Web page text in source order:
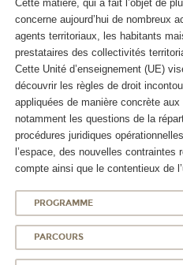
Cette matière, qui a fait l’objet de
concerne aujourd’hui de nombreux
agents territoriaux, les habitants
prestataires des collectivités
Cette Unité d’enseignement (UE)
découvrir les règles de droit
appliquées de manière concrète
notamment les questions de la
procédures juridiques
l’espace, des nouvelles contraintes
compte ainsi que le contentieux de
PROGRAMME
PARCOURS